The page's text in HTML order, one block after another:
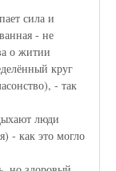
сила и
- не
о житии
круг
- так
люди
- как это могло